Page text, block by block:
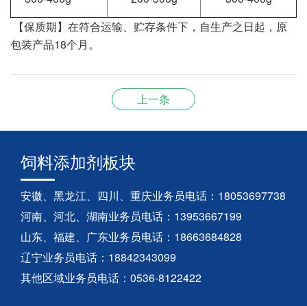
【保质期】在符合运输、贮存条件下，自生产之日起，原
包装产品18个月。
上一条
饲料添加剂板块
安徽、黑龙江、四川、重庆业务员电话：18053697738
河南、河北、湖南业务员电话：13953667199
山东、福建、广东业务员电话：18663684828
辽宁业务员电话：18842343099
其他区域业务员电话：0536-8122422